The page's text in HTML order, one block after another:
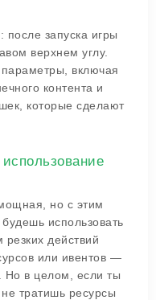
запуска игры
верхнем углу.
включая
контента и
которые сделают
но с этим
использовать
резких действий
или ивентов —
Но в целом, если ты
тратишь ресурсы